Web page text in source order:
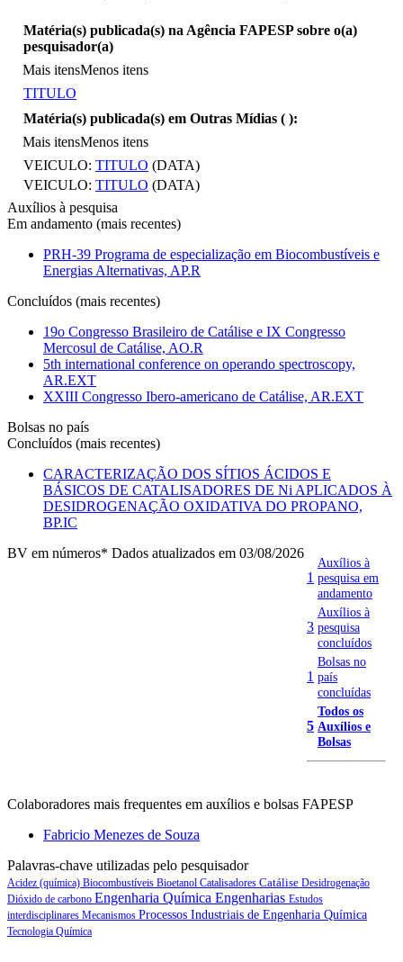
Matéria(s) publicada(s) na Agência FAPESP sobre o(a)
pesquisador(a)
Mais itensMenos itens
TITULO
Matéria(s) publicada(s) em Outras Mídias ( ):
Mais itensMenos itens
VEICULO: TITULO (DATA)
VEICULO: TITULO (DATA)
Auxílios à pesquisa
Em andamento (mais recentes)
PRH-39 Programa de especialização em Biocombustíveis e
Energias Alternativas, AP.R
Concluídos (mais recentes)
19o Congresso Brasileiro de Catálise e IX Congresso
Mercosul de Catálise, AO.R
5th international conference on operando spectroscopy,
AR.EXT
XXIII Congresso Ibero-americano de Catálise, AR.EXT
Bolsas no país
Concluídos (mais recentes)
CARACTERIZAÇÃO DOS SÍTIOS ÁCIDOS E
BÁSICOS DE CATALISADORES DE Ni APLICADOS À
DESIDROGENAÇÃO OXIDATIVA DO PROPANO,
BP.IC
BV em números* Dados atualizados em 03/08/2026
1
Auxílios à
pesquisa em
andamento
3
Auxílios à
pesquisa
concluídos
1
Bolsas no
país
concluídas
5
Todos os
Auxílios e
Bolsas
Colaboradores mais frequentes em auxílios e bolsas FAPESP
Fabricio Menezes de Souza
Palavras-chave utilizadas pelo pesquisador
Acidez (química) Biocombustíveis Bioetanol Catalisadores Catálise Desidrogenação
Dióxido de carbono Engenharia Química Engenharias Estudos
interdisciplinares Mecanismos Processos Industriais de Engenharia Química
Tecnologia Química